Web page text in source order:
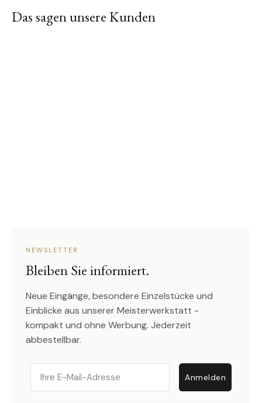
Das sagen unsere Kunden
NEWSLETTER
Bleiben Sie informiert.
Neue Eingänge, besondere Einzelstücke und
Einblicke aus unserer Meisterwerkstatt -
kompakt und ohne Werbung. Jederzeit
abbestellbar.
Email
Anmelden